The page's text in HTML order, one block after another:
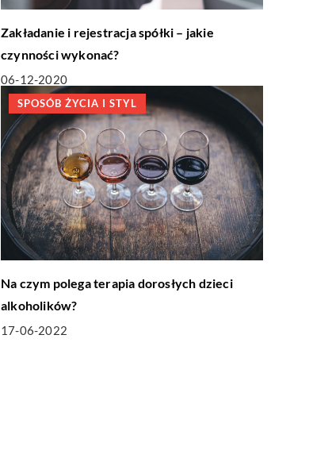
Zakładanie i rejestracja spółki – jakie
czynności wykonać?
06-12-2020
SPOSÓB ŻYCIA I STYL
Na czym polega terapia dorosłych dzieci
alkoholików?
17-06-2022